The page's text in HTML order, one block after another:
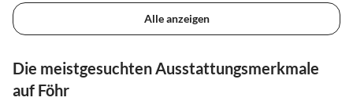
Alle anzeigen
Die meistgesuchten Ausstattungsmerkmale
auf Föhr